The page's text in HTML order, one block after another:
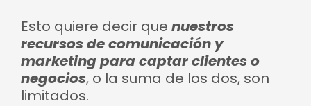
Esto quiere decir que nuestros
recursos de comunicación y
marketing para captar clientes o
negocios, o la suma de los dos, son
limitados.